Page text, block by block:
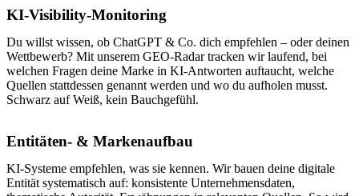
KI-Visibility-Monitoring
Du willst wissen, ob ChatGPT & Co. dich empfehlen – oder deinen
Wettbewerb? Mit unserem GEO-Radar tracken wir laufend, bei
welchen Fragen deine Marke in KI-Antworten auftaucht, welche
Quellen stattdessen genannt werden und wo du aufholen musst.
Schwarz auf Weiß, kein Bauchgefühl.
Entitäten- & Markenaufbau
KI-Systeme empfehlen, was sie kennen. Wir bauen deine digitale
Entität systematisch auf: konsistente Unternehmensdaten,